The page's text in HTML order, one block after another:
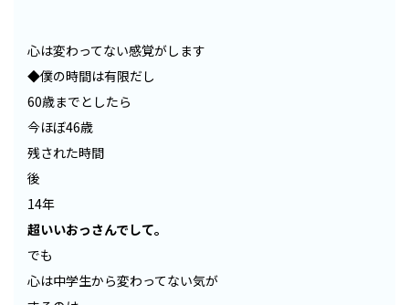
心は変わってない感覚がします
◆僕の時間は有限だし
60歳までとしたら
今ほぼ46歳
残された時間
後
14年
超いいおっさんでして。
でも
心は中学生から変わってない気が